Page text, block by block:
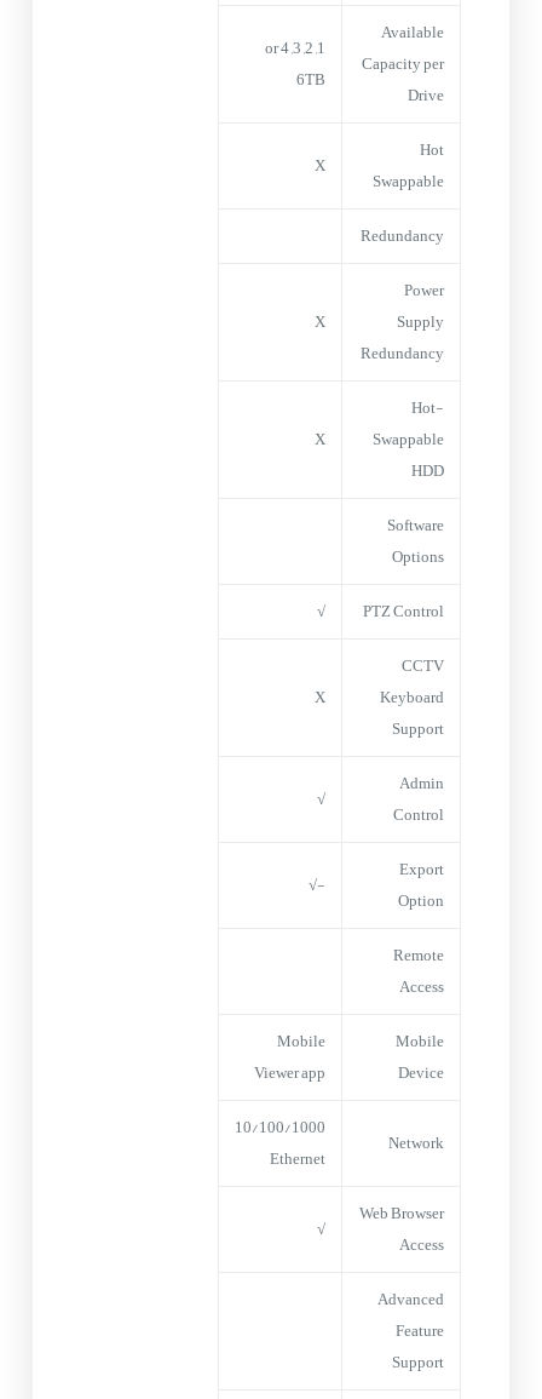
Available
Capacity per
Drive
1, 2, 3, 4 or
6TB
Hot
Swappable
X
Redundancy
Power
Supply
Redundancy
X
Hot-
Swappable
HDD
X
Software
Options
PTZ Control
√
CCTV
Keyboard
Support
X
Admin
Control
√
Export
Option
-√
Remote
Access
Mobile
Device
Mobile
Viewer app
Network
10/100/1000
Ethernet
Web Browser
Access
√
Advanced
Feature
Support